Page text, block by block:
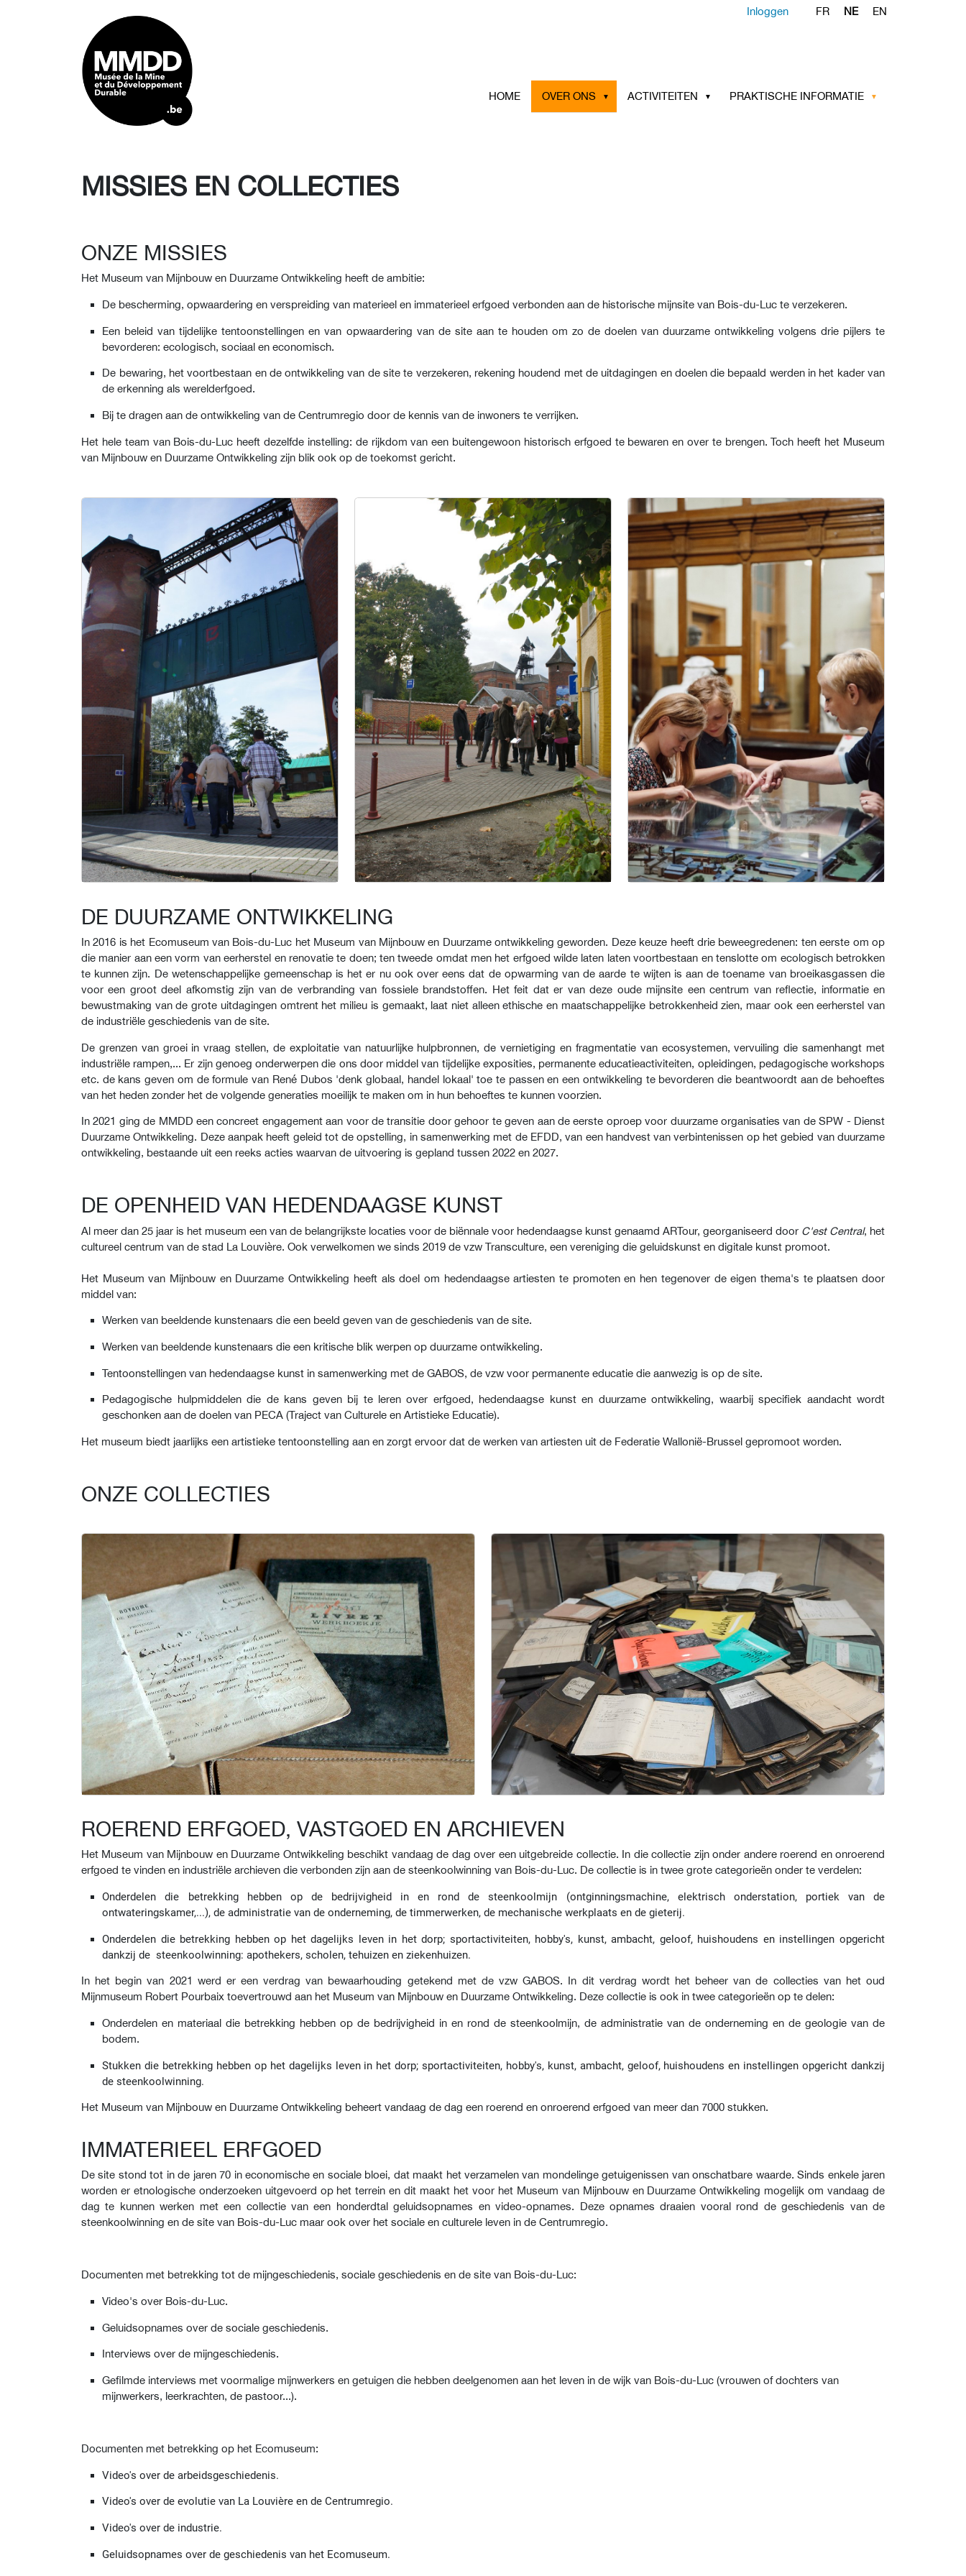
Inloggen FR NE EN
HOME OVER ONS ACTIVITEITEN PRAKTISCHE INFORMATIE
MISSIES EN COLLECTIES
ONZE MISSIES
Het Museum van Mijnbouw en Duurzame Ontwikkeling heeft de ambitie:
De bescherming, opwaardering en verspreiding van materieel en immaterieel erfgoed verbonden aan de historische mijnsite van Bois-du-Luc te verzekeren.
Een beleid van tijdelijke tentoonstellingen en van opwaardering van de site aan te houden om zo de doelen van duurzame ontwikkeling volgens drie pijlers te
bevorderen: ecologisch, sociaal en economisch.
De bewaring, het voortbestaan en de ontwikkeling van de site te verzekeren, rekening houdend met de uitdagingen en doelen die bepaald werden in het kader van
de erkenning als werelderfgoed.
Bij te dragen aan de ontwikkeling van de Centrumregio door de kennis van de inwoners te verrijken.
Het hele team van Bois-du-Luc heeft dezelfde instelling: de rijkdom van een buitengewoon historisch erfgoed te bewaren en over te brengen. Toch heeft het Museum
van Mijnbouw en Duurzame Ontwikkeling zijn blik ook op de toekomst gericht.
DE DUURZAME ONTWIKKELING
In 2016 is het Ecomuseum van Bois-du-Luc het Museum van Mijnbouw en Duurzame ontwikkeling geworden. Deze keuze heeft drie beweegredenen: ten eerste om op
die manier aan een vorm van eerherstel en renovatie te doen; ten tweede omdat men het erfgoed wilde laten laten voortbestaan en tenslotte om ecologisch betrokken
te kunnen zijn. De wetenschappelijke gemeenschap is het er nu ook over eens dat de opwarming van de aarde te wijten is aan de toename van broeikasgassen die
voor een groot deel afkomstig zijn van de verbranding van fossiele brandstoffen. Het feit dat er van deze oude mijnsite een centrum van reflectie, informatie en
bewustmaking van de grote uitdagingen omtrent het milieu is gemaakt, laat niet alleen ethische en maatschappelijke betrokkenheid zien, maar ook een eerherstel van
de industriële geschiedenis van de site.
De grenzen van groei in vraag stellen, de exploitatie van natuurlijke hulpbronnen, de vernietiging en fragmentatie van ecosystemen, vervuiling die samenhangt met
industriële rampen,... Er zijn genoeg onderwerpen die ons door middel van tijdelijke exposities, permanente educatieactiviteiten, opleidingen, pedagogische workshops
etc. de kans geven om de formule van René Dubos 'denk globaal, handel lokaal' toe te passen en een ontwikkeling te bevorderen die beantwoordt aan de behoeftes
van het heden zonder het de volgende generaties moeilijk te maken om in hun behoeftes te kunnen voorzien.
In 2021 ging de MMDD een concreet engagement aan voor de transitie door gehoor te geven aan de eerste oproep voor duurzame organisaties van de SPW - Dienst
Duurzame Ontwikkeling. Deze aanpak heeft geleid tot de opstelling, in samenwerking met de EFDD, van een handvest van verbintenissen op het gebied van duurzame
ontwikkeling, bestaande uit een reeks acties waarvan de uitvoering is gepland tussen 2022 en 2027.
DE OPENHEID VAN HEDENDAAGSE KUNST
Al meer dan 25 jaar is het museum een van de belangrijkste locaties voor de biënnale voor hedendaagse kunst genaamd ARTour, georganiseerd door C'est Central, het
cultureel centrum van de stad La Louvière. Ook verwelkomen we sinds 2019 de vzw Transculture, een vereniging die geluidskunst en digitale kunst promoot.
Het Museum van Mijnbouw en Duurzame Ontwikkeling heeft als doel om hedendaagse artiesten te promoten en hen tegenover de eigen thema's te plaatsen door
middel van:
Werken van beeldende kunstenaars die een beeld geven van de geschiedenis van de site.
Werken van beeldende kunstenaars die een kritische blik werpen op duurzame ontwikkeling.
Tentoonstellingen van hedendaagse kunst in samenwerking met de GABOS, de vzw voor permanente educatie die aanwezig is op de site.
Pedagogische hulpmiddelen die de kans geven bij te leren over erfgoed, hedendaagse kunst en duurzame ontwikkeling, waarbij specifiek aandacht wordt
geschonken aan de doelen van PECA (Traject van Culturele en Artistieke Educatie).
Het museum biedt jaarlijks een artistieke tentoonstelling aan en zorgt ervoor dat de werken van artiesten uit de Federatie Wallonië-Brussel gepromoot worden.
ONZE COLLECTIES
ROEREND ERFGOED, VASTGOED EN ARCHIEVEN
Het Museum van Mijnbouw en Duurzame Ontwikkeling beschikt vandaag de dag over een uitgebreide collectie. In die collectie zijn onder andere roerend en onroerend
erfgoed te vinden en industriële archieven die verbonden zijn aan de steenkoolwinning van Bois-du-Luc. De collectie is in twee grote categorieën onder te verdelen:
Onderdelen die betrekking hebben op de bedrijvigheid in en rond de steenkoolmijn (ontginningsmachine, elektrisch onderstation, portiek van de
ontwateringskamer,...), de administratie van de onderneming, de timmerwerken, de mechanische werkplaats en de gieterij.
Onderdelen die betrekking hebben op het dagelijks leven in het dorp; sportactiviteiten, hobby's, kunst, ambacht, geloof, huishoudens en instellingen opgericht
dankzij de steenkoolwinning: apothekers, scholen, tehuizen en ziekenhuizen.
In het begin van 2021 werd er een verdrag van bewaarhouding getekend met de vzw GABOS. In dit verdrag wordt het beheer van de collecties van het oud
Mijnmuseum Robert Pourbaix toevertrouwd aan het Museum van Mijnbouw en Duurzame Ontwikkeling. Deze collectie is ook in twee categorieën op te delen:
Onderdelen en materiaal die betrekking hebben op de bedrijvigheid in en rond de steenkoolmijn, de administratie van de onderneming en de geologie van de
bodem.
Stukken die betrekking hebben op het dagelijks leven in het dorp; sportactiviteiten, hobby's, kunst, ambacht, geloof, huishoudens en instellingen opgericht dankzij
de steenkoolwinning.
Het Museum van Mijnbouw en Duurzame Ontwikkeling beheert vandaag de dag een roerend en onroerend erfgoed van meer dan 7000 stukken.
IMMATERIEEL ERFGOED
De site stond tot in de jaren 70 in economische en sociale bloei, dat maakt het verzamelen van mondelinge getuigenissen van onschatbare waarde. Sinds enkele jaren
worden er etnologische onderzoeken uitgevoerd op het terrein en dit maakt het voor het Museum van Mijnbouw en Duurzame Ontwikkeling mogelijk om vandaag de
dag te kunnen werken met een collectie van een honderdtal geluidsopnames en video-opnames. Deze opnames draaien vooral rond de geschiedenis van de
steenkoolwinning en de site van Bois-du-Luc maar ook over het sociale en culturele leven in de Centrumregio.
Documenten met betrekking tot de mijngeschiedenis, sociale geschiedenis en de site van Bois-du-Luc:
Video's over Bois-du-Luc.
Geluidsopnames over de sociale geschiedenis.
Interviews over de mijngeschiedenis.
Gefilmde interviews met voormalige mijnwerkers en getuigen die hebben deelgenomen aan het leven in de wijk van Bois-du-Luc (vrouwen of dochters van
mijnwerkers, leerkrachten, de pastoor...).
Documenten met betrekking op het Ecomuseum:
Video's over de arbeidsgeschiedenis.
Video's over de evolutie van La Louvière en de Centrumregio.
Video's over de industrie.
Geluidsopnames over de geschiedenis van het Ecomuseum.